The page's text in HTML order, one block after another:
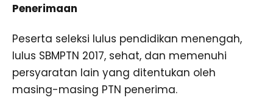
Penerimaan
Peserta seleksi lulus pendidikan menengah,
lulus SBMPTN 2017, sehat, dan memenuhi
persyaratan lain yang ditentukan oleh
masing-masing PTN penerima.